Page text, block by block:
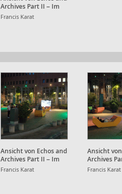
Archives Part II – Im
Strudel der Daten und
Francis Karat
Ansicht von Echos and
Archives Part II – Im
Strudel der Daten und
Francis Karat
Ansicht
Archives
Strudel
Francis Karat